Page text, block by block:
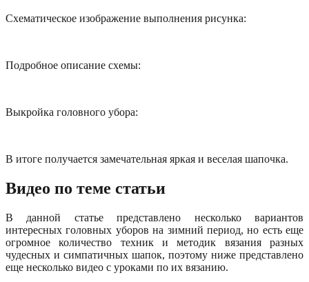
Схематическое изображение выполнения рисунка:
Подробное описание схемы:
Выкройка головного убора:
В итоге получается замечательная яркая и веселая шапочка.
Видео по теме статьи
В данной статье представлено несколько вариантов
интересных головных уборов на зимний период, но есть еще
огромное количество техник и методик вязания разных
чудесных и симпатичных шапок, поэтому ниже представлено
еще несколько видео с уроками по их вязанию.